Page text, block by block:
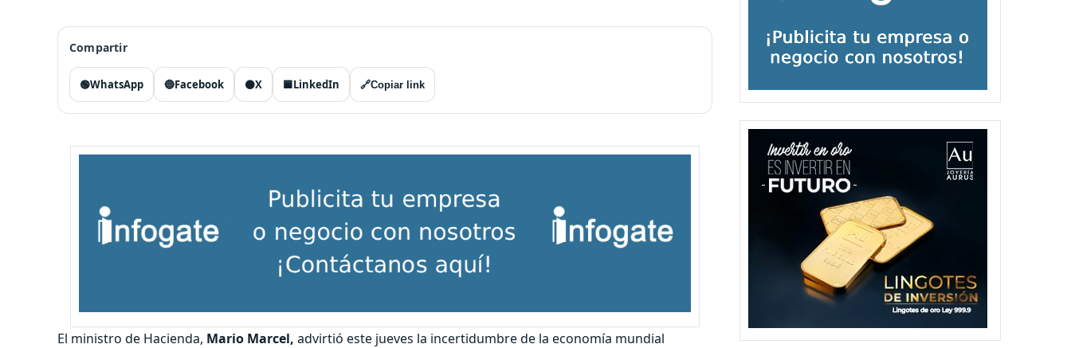
Compartir
🟢WhatsApp 🔵Facebook ⚫X 🟦LinkedIn 🔗Copiar link
El ministro de Hacienda, Mario Marcel, advirtió este jueves la incertidumbre de la economía mundial